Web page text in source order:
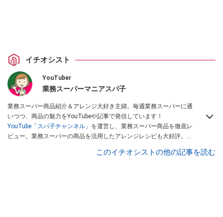
イチオシスト
YouTuber
業務スーパーマニアスパ子
業務スーパー商品紹介＆アレンジ大好き主婦。毎週業務スーパーに通
いつつ、商品の魅力をYouTubeや記事で発信しています！
YouTube「スパ子チャンネル」 を運営し、業務スーパー商品を徹底レ
ビュー。業務スーパーの商品を活用したアレンジレシピも大好評。時
このイチオシストの他の記事を読む